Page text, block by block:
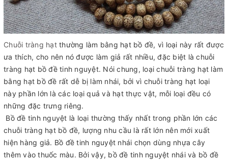
Chuỗi tràng hạtthường làm bằng hạt bồ đề, vì loại này rất được
ưa thích, cho nên nó được làm giả rất nhiều, đặc biệt là chuỗi
tràng hạt bồ đề tinh nguyệt. Nói chung, loại chuỗi tràng hạt làm
bằng hạt bồ đề rất dễ bị làm nhái, bởi vì chuỗi tràng hạt loại
này phần lớn là các loại quả và hạt thực vật, mỗi loại đều có
những đặc trưng riêng.
Bồ đề tinh nguyệt là loại thường thấy nhất trong phần lớn các
chuỗi tràng hạt bồ đề, lượng nhu cầu là rất lớn nên mới xuất
hiện hàng giả. Bồ đề tinh nguyệt nhái chọn dùng nhựa cây
thêm vào thuốc màu. Bởi vậy, bồ đề tinh nguyệt nhái và bồ đề